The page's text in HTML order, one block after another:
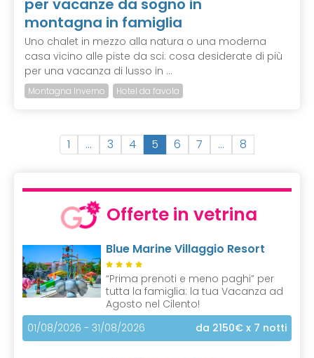
per vacanze da sogno in
montagna in famiglia
Uno chalet in mezzo alla natura o una moderna
casa vicino alle piste da sci: cosa desiderate di più
per una vacanza di lusso in ...
Montagna Inverno Hotel da favola
1 … 3 4 5
c
r
e
t
6 7 … 8
Offerte in vetrina
Blue Marine Villaggio Resort
“Prima prenoti e meno paghi” per
tutta la famiglia: la tua Vacanza ad
Agosto nel Cilento!
01/08/2026 - 31/08/2026
da 2150€ x 7 notti